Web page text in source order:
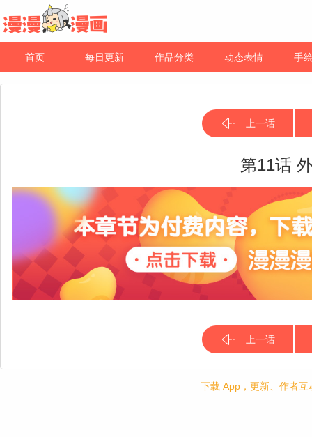
首页 每日更新 作品分类 动态表情 手
上一话
第11话
上一话
下载 App，更新、作者